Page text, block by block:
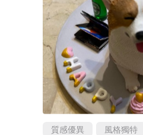
質感優異 風格獨特